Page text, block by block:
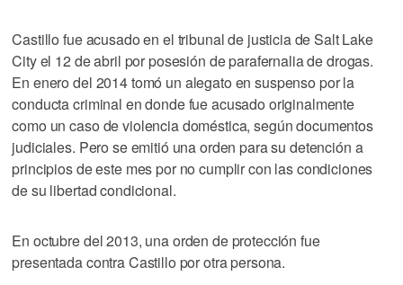
Castillo fue acusado en el tribunal de justicia de Salt Lake
City el 12 de abril por posesión de parafernalia de drogas.
En enero del 2014 tomó un alegato en suspenso por la
conducta criminal en donde fue acusado originalmente
como un caso de violencia doméstica, según documentos
judiciales. Pero se emitió una orden para su detención a
principios de este mes por no cumplir con las condiciones
de su libertad condicional.
En octubre del 2013, una orden de protección fue
presentada contra Castillo por otra persona.